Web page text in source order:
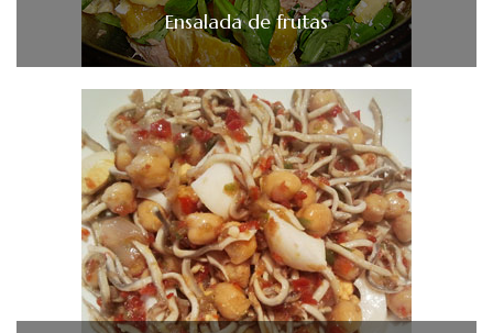
Ensalada de frutas